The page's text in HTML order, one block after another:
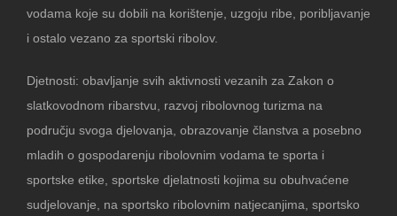
vodama koje su dobili na korištenje, uzgoju ribe, poribljavanje
i ostalo vezano za sportski ribolov.
Djetnosti: obavljanje svih aktivnosti vezanih za Zakon o
slatkovodnom ribarstvu, razvoj ribolovnog turizma na
području svoga djelovanja, obrazovanje članstva a posebno
mladih o gospodarenju ribolovnim vodama te sporta i
sportske etike, sportske djelatnosti kojima su obuhvaćene
sudjelovanje, na sportsko ribolovnim natjecanjima, sportsko